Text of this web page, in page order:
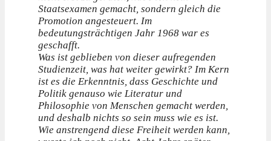
Staatsexamen gemacht, sondern gleich die
Promotion angesteuert. Im
bedeutungsträchtigen Jahr 1968 war es
geschafft.
Was ist geblieben von dieser aufregenden
Studienzeit, was hat weiter gewirkt? Im Kern
ist es die Erkenntnis, dass Geschichte und
Politik genauso wie Literatur und
Philosophie von Menschen gemacht werden,
und deshalb nichts so sein muss wie es ist.
Wie anstrengend diese Freiheit werden kann,